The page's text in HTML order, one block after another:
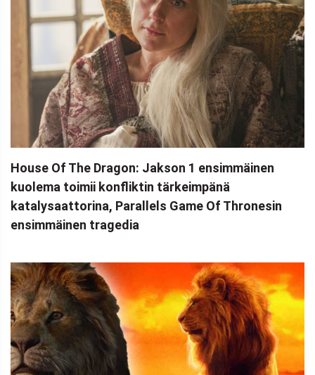
House Of The Dragon: Jakson 1 ensimmäinen
kuolema toimii konfliktin tärkeimpänä
katalysaattorina, Parallels Game Of Thronesin
ensimmäinen tragedia